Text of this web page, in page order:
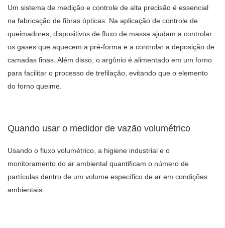
Um sistema de medição e controle de alta precisão é essencial
na fabricação de fibras ópticas. Na aplicação de controle de
queimadores, dispositivos de fluxo de massa ajudam a controlar
os gases que aquecem a pré-forma e a controlar a deposição de
camadas finas. Além disso, o argônio é alimentado em um forno
para facilitar o processo de trefilação, evitando que o elemento
do forno queime.
Quando usar o medidor de vazão volumétrico
Usando o fluxo volumétrico, a higiene industrial e o
monitoramento do ar ambiental quantificam o número de
partículas dentro de um volume específico de ar em condições
ambientais.